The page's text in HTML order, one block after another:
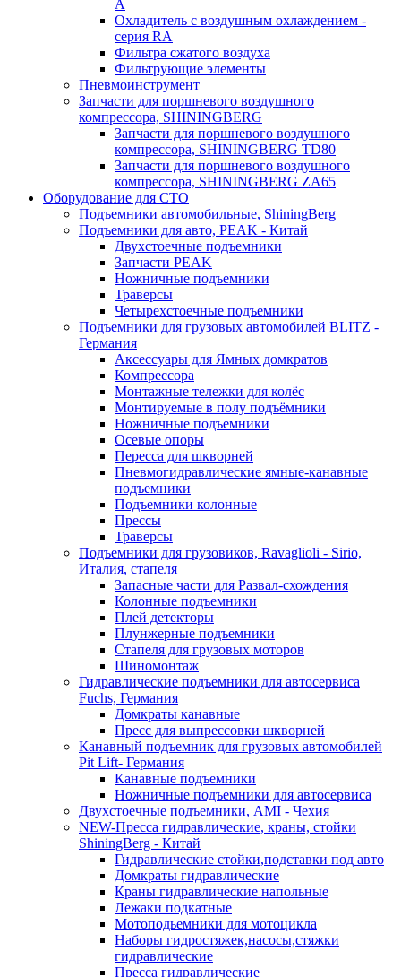
A
Охладитель с воздушным охлаждением -
серия RA
Фильтра сжатого воздуха
Фильтрующие элементы
Пневмоинструмент
Запчасти для поршневого воздушного
компрессора, SHININGBERG
Запчасти для поршневого воздушного
компрессора, SHININGBERG TD80
Запчасти для поршневого воздушного
компрессора, SHININGBERG ZA65
Оборудование для СТО
Подъемники автомобильные, ShiningBerg
Подъемники для авто, PEAK - Китай
Двухстоечные подъемники
Запчасти PEAK
Ножничные подъемники
Траверсы
Четырехстоечные подъемники
Подъемники для грузовых автомобилей BLITZ -
Германия
Аксессуары для Ямных домкратов
Компрессора
Монтажные тележки для колёс
Монтируемые в полу подъёмники
Ножничные подъемники
Осевые опоры
Пересса для шкворней
Пневмогидравлические ямные-канавные
подъемники
Подъемники колонные
Прессы
Траверсы
Подъемники для грузовиков, Ravaglioli - Sirio,
Италия, стапеля
Запасные части для Развал-схождения
Колонные подъемники
Плей детекторы
Плунжерные подъемники
Стапеля для грузовых моторов
Шиномонтаж
Гидравлические подъемники для автосервиса
Fuchs, Германия
Домкраты канавные
Пресс для выпрессовки шкворней
Канавный подъемник для грузовых автомобилей
Pit Lift- Германия
Канавные подъемники
Ножничные подъемники для автосервиса
Двухстоечные подъемники, АМІ - Чехия
NEW-Пресса гидравлические, краны, стойки
ShiningBerg - Китай
Гидравлические стойки,подставки под авто
Домкраты гидравлические
Краны гидравлические напольные
Лежаки подкатные
Мотоподьемники для мотоцикла
Наборы гидростяжек,насосы,стяжки
гидравлические
Пресса гидравлические